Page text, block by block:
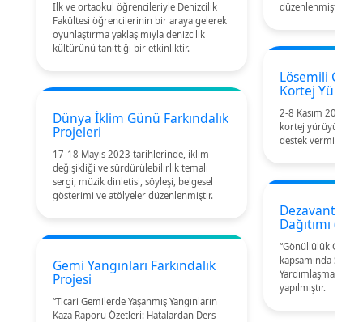
İlk ve ortaokul öğrencileriyle Denizcilik
Fakültesi öğrencilerinin bir araya gelerek
oyunlaştırma yaklaşımıyla denizcilik
kültürünü tanıttığı bir etkinliktir.
Dünya İklim Günü Farkındalık
Projeleri
17-18 Mayıs 2023 tarihlerinde, iklim
değişikliği ve sürdürülebilirlik temalı
sergi, müzik dinletisi, söyleşi, belgesel
gösterimi ve atölyeler düzenlenmiştir.
Gemi Yangınları Farkındalık
Projesi
“Ticari Gemilerde Yaşanmış Yangınların
Kaza Raporu Özetleri: Hatalardan Ders
düzenlenmiştir.
Lösemili
Kortej
2-8 Kasım 2024
kortej yürüyüşüne
destek vermiştir.
Dezavantajlı
Dağıtımı
“Gönüllülük
kapsamında Sokak
Yardımlaşma
yapılmıştır.